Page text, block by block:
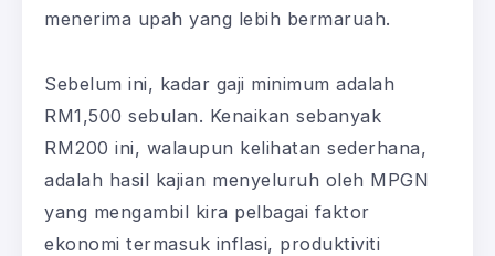
menerima upah yang lebih bermaruah.
Sebelum ini, kadar gaji minimum adalah
RM1,500 sebulan. Kenaikan sebanyak
RM200 ini, walaupun kelihatan sederhana,
adalah hasil kajian menyeluruh oleh MPGN
yang mengambil kira pelbagai faktor
ekonomi termasuk inflasi, produktiviti